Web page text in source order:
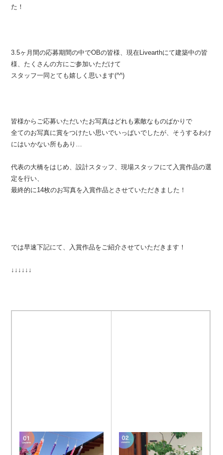
た！
3.5ヶ月間の応募期間の中でOBの皆様、現在Livearthにて建築中の皆
様、たくさんの方にご参加いただけて
スタッフ一同とても嬉しく思います(^^)
皆様からご応募いただいたお写真はどれも素敵なものばかりで
全てのお写真に賞をつけたい思いでいっぱいでしたが、そうするわけ
にはいかない所もあり…
代表の大橋をはじめ、設計スタッフ、現場スタッフにて入賞作品の選
定を行い、
最終的に14枚のお写真を入賞作品とさせていただきました！
では早速下記にて、入賞作品をご紹介させていただきます！
↓↓↓↓↓↓